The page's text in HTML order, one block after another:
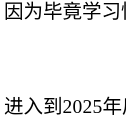
因为毕竟学习
进入到2025